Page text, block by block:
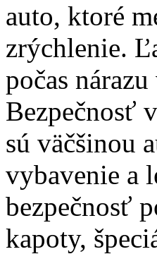
auto, ktoré
zrýchlenie.
počas
Bezpečnosť
sú väčšinou
vybavenie a
bezpečnosť
kapoty,